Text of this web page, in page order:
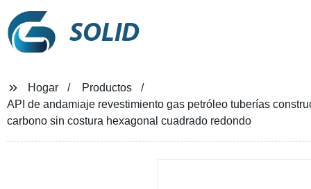
SOLID
Hogar
Productos
API de andamiaje revestimiento gas petróleo tuberías
carbono sin costura hexagonal cuadrado redondo